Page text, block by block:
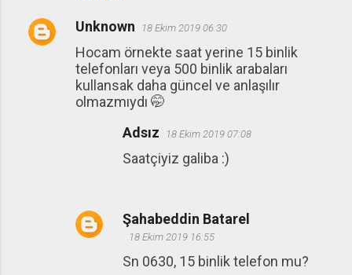
Unknown 18 Ekim 2019 06:30
Hocam örnekte saat yerine 15 binlik
telefonları veya 500 binlik arabaları
kullansak daha güncel ve anlaşılır
olmazmıydı 🤭
Adsız 18 Ekim 2019 07:08
Saatçiyiz galiba :)
Şahabeddin Batarel
18 Ekim 2019 16:55
Sn 0630, 15 binlik telefon mu?